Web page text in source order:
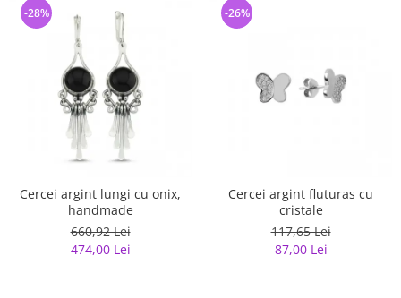
Cercei argint lungi cu onix,
handmade
660,92 Lei
474,00 Lei
-28%
Cercei argint fluturas cu
cristale
117,65 Lei
87,00 Lei
-26%